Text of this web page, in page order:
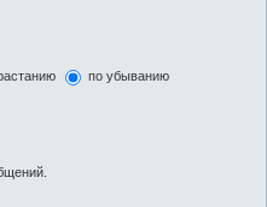
по убыванию